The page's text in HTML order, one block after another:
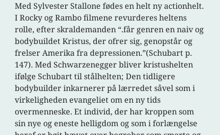
Med Sylvester Stallone fødes en helt ny actionhelt.
I Rocky og Rambo filmene revurderes heltens
rolle, efter skraldemanden “.får genren en naiv og
bodybuildet Kristus, der ofrer sig, genopstår og
frelser Amerika fra depressionen.”(Schubart p.
147). Med Schwarzenegger bliver kristushelten
ifølge Schubart til stålhelten; Den tidligere
bodybuilder inkarnerer på lærredet såvel som i
virkeligheden evangeliet om en ny tids
overmenneske. Et individ, der har kroppen som
sin nye og eneste helligdom og som i forlængelse